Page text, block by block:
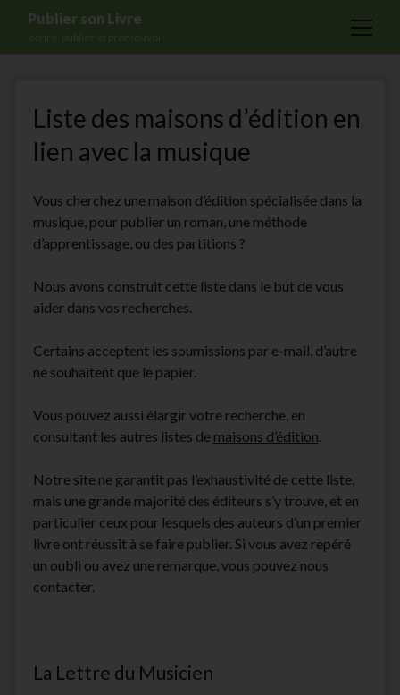
Publier son Livre
écrire, publier et promouvoir
open
Formations
Services
Auto-édition
Maisons d’édition
Ecriture
Actualités
A propos
Contact
facebookinstagram
youtubeemail-
form
Liste des maisons d’édition en
lien avec la musique
Vous cherchez une maison d’édition spécialisée dans la
musique, pour publier un roman, une méthode
d’apprentissage, ou des partitions ?
Nous avons construit cette liste dans le but de vous
aider dans vos recherches.
Certains acceptent les soumissions par e-mail, d’autre
ne souhaitent que le papier.
Vous pouvez aussi élargir votre recherche, en
consultant les autres listes de maisons d’édition.
Notre site ne garantit pas l’exhaustivité de cette liste,
mais une grande majorité des éditeurs s’y trouve, et en
particulier ceux pour lesquels des auteurs d’un premier
livre ont réussit à se faire publier. Si vous avez repéré
un oubli ou avez une remarque, vous pouvez nous
contacter.
La Lettre du Musicien